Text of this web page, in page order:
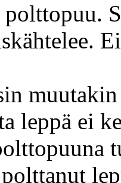
polttopuu.
leppä ei